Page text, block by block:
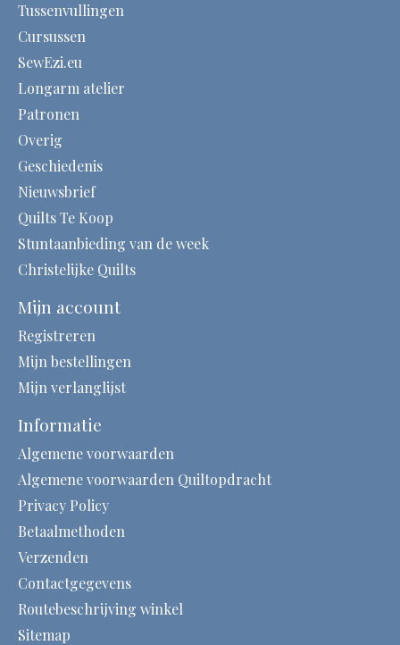
Tussenvullingen
Cursussen
SewEzi.eu
Longarm atelier
Patronen
Overig
Geschiedenis
Nieuwsbrief
Quilts Te Koop
Stuntaanbieding van de week
Christelijke Quilts
Mijn account
Registreren
Mijn bestellingen
Mijn verlanglijst
Informatie
Algemene voorwaarden
Algemene voorwaarden Quiltopdracht
Privacy Policy
Betaalmethoden
Verzenden
Contactgegevens
Routebeschrijving winkel
Sitemap